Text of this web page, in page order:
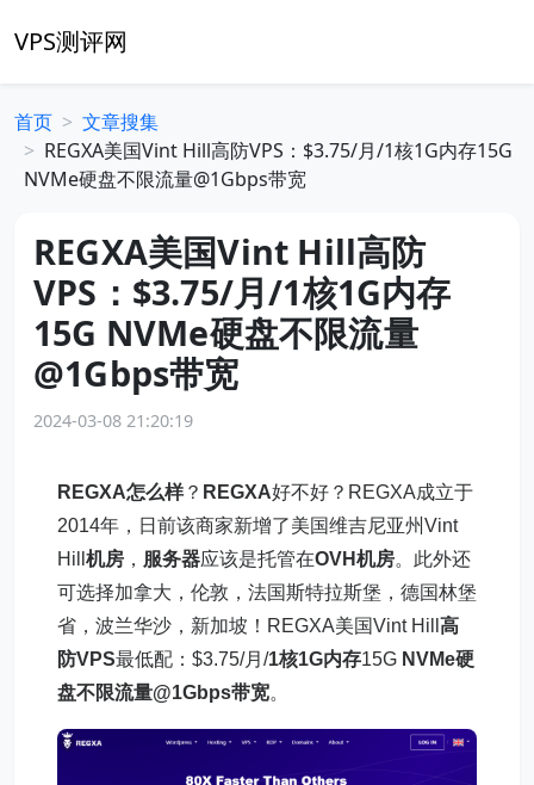
VPS测评网
首页
文章搜集
REGXA美国Vint Hill高防VPS：$3.75/月/1核1G内存15G
NVMe硬盘不限流量@1Gbps带宽
REGXA美国Vint Hill高防
VPS：$3.75/月/1核1G内存
15G NVMe硬盘不限流量
@1Gbps带宽
2024-03-08 21:20:19
REGXA怎么样？ REGXA好不好？REGXA成立于
2014年，日前该商家新增了美国维吉尼亚州Vint
Hill 机房 ， 服务器应该是托管在OVH机房。此外还
可选择加拿大，伦敦，法国斯特拉斯堡，德国林堡
省，波兰华沙，新加坡！REGXA美国Vint Hill 高
防VPS最低配：$3.75/月/1核1G内存15G NVMe硬
盘不限流量@1Gbps带宽。